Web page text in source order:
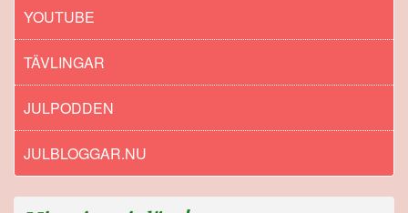
YOUTUBE
TÄVLINGAR
JULPODDEN
JULBLOGGAR.NU